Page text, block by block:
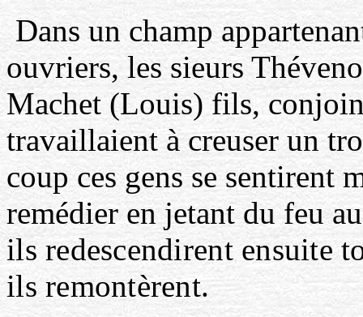
Dans un champ
ouvriers, les sieurs
Machet (Louis) fils,
travaillaient à creuser un
coup ces gens se sentirent
remédier en jetant du feu
ils redescendirent ensuite
ils remontèrent.